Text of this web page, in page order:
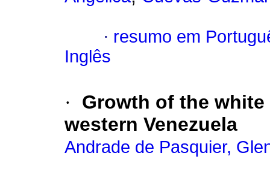
· resumo em
Inglês
·
Growth of the
western Venezuela
Andrade de Pasquier,